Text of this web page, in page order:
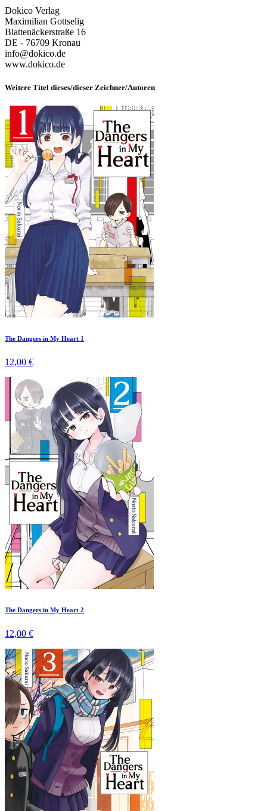
Dokico Verlag
Maximilian Gottselig
Blattenäckerstraße 16
DE - 76709 Kronau
info@dokico.de
www.dokico.de
Weitere Titel dieses/dieser Zeichner/Autoren
The Dangers in My Heart 1
12,00 €
The Dangers in My Heart 2
12,00 €